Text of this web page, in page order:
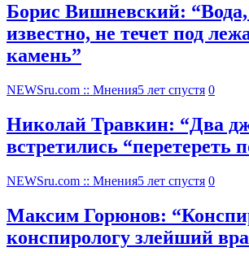
Борис Вишневский:
известно, не течет под
камень”
NEWSru.com :: Мнения5 лет спустя 0
Николай Травкин: “Два
встретились “перетереть
NEWSru.com :: Мнения5 лет спустя 0
Максим Горюнов:
конспирологу злейший